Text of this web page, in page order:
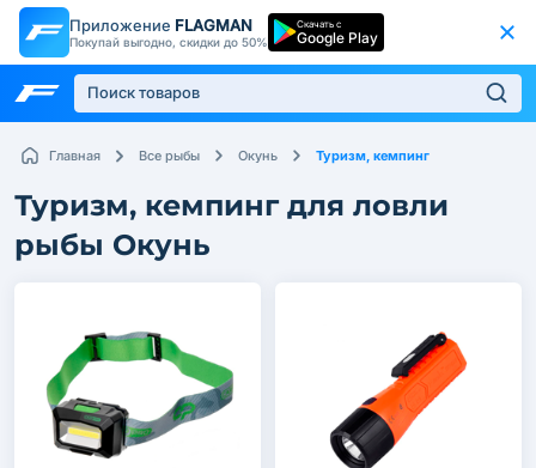
Приложение FLAGMAN
Покупай выгодно, скидки до 50%
Скачать с
Google Play
Главная Все рыбы Окунь Туризм, кемпинг
Туризм, кемпинг для ловли
рыбы Окунь